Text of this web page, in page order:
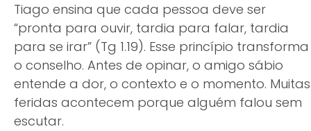
Tiago ensina que cada pessoa deve ser
“pronta para ouvir, tardia para falar, tardia
para se irar” (Tg 1.19). Esse princípio transforma
o conselho. Antes de opinar, o amigo sábio
entende a dor, o contexto e o momento. Muitas
feridas acontecem porque alguém falou sem
escutar.